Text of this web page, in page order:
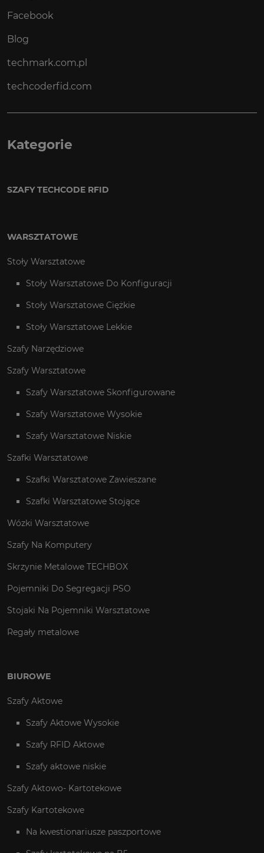
Facebook
Blog
techmark.com.pl
techcoderfid.com
Kategorie
SZAFY TECHCODE RFID
WARSZTATOWE
Stoły Warsztatowe
Stoły Warsztatowe Do Konfiguracji
Stoły Warsztatowe Ciężkie
Stoły Warsztatowe Lekkie
Szafy Narzędziowe
Szafy Warsztatowe
Szafy Warsztatowe Skonfigurowane
Szafy Warsztatowe Wysokie
Szafy Warsztatowe Niskie
Szafki Warsztatowe
Szafki Warsztatowe Zawieszane
Szafki Warsztatowe Stojące
Wózki Warsztatowe
Szafy Na Komputery
Skrzynie Metalowe TECHBOX
Pojemniki Do Segregacji PSO
Stojaki Na Pojemniki Warsztatowe
Regały metalowe
BIUROWE
Szafy Aktowe
Szafy Aktowe Wysokie
Szafy RFID Aktowe
Szafy aktowe niskie
Szafy Aktowo- Kartotekowe
Szafy Kartotekowe
Na kwestionariusze paszportowe